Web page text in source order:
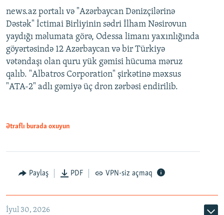
news.az portalı və "Azərbaycan Dənizçilərinə
Dəstək" İctimai Birliyinin sədri İlham Nəsirovun
yaydığı məlumata görə, Odessa limanı yaxınlığında
göyərtəsində 12 Azərbaycan və bir Türkiyə
vətəndaşı olan quru yük gəmisi hücuma məruz
qalıb. "Albatros Corporation" şirkətinə məxsus
"ATA-2" adlı gəmiyə üç dron zərbəsi endirilib.
Ətraflı burada oxuyun
Paylaş PDF VPN-siz açmaq
İyul 30, 2026